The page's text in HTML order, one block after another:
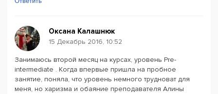
Оксана Калашнюк
15 Декабрь 2016, 10:52
Занимаюсь второй месяц на курсах, уровень Pre-
intermediate . Когда впервые пришла на пробное
занятие, поняла, что уровень немного трудноват для
меня, но харизма и обаяние преподавателя Алины